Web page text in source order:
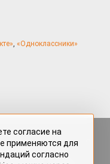
, «Одноклассники»
на портале
авторами
права. Полное или
согласие на
применяются для
согласно